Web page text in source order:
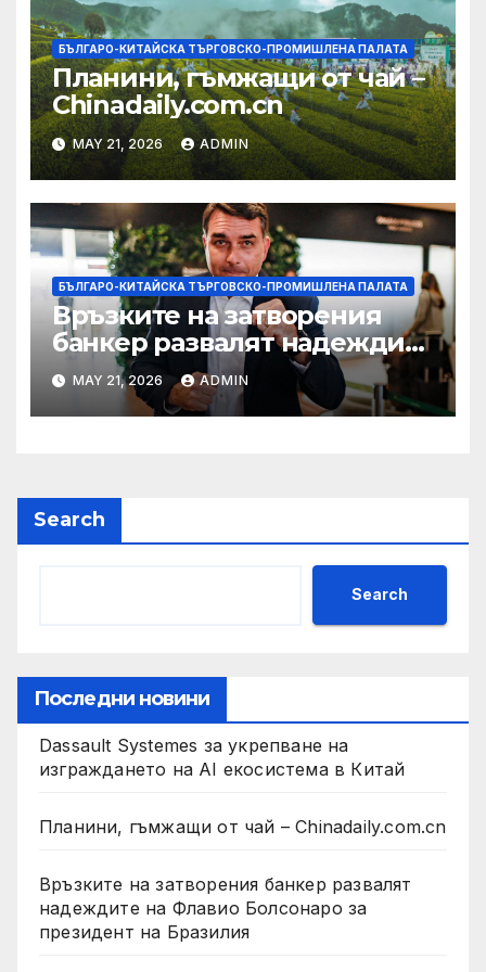
БЪЛГАРО-КИТАЙСКА ТЪРГОВСКО-ПРОМИШЛЕНА ПАЛАТА
Планини, гъмжащи от чай –
Chinadaily.com.cn
MAY 21, 2026 ADMIN
БЪЛГАРО-КИТАЙСКА ТЪРГОВСКО-ПРОМИШЛЕНА ПАЛАТА
Връзките на затворения
банкер развалят надеждите
на Флавио Болсонаро за
президент на Бразилия
MAY 21, 2026 ADMIN
Search
Search
Последни новини
Dassault Systemes за укрепване на
изграждането на AI екосистема в Китай
Планини, гъмжащи от чай – Chinadaily.com.cn
Връзките на затворения банкер развалят
надеждите на Флавио Болсонаро за
президент на Бразилия